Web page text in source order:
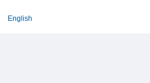
English